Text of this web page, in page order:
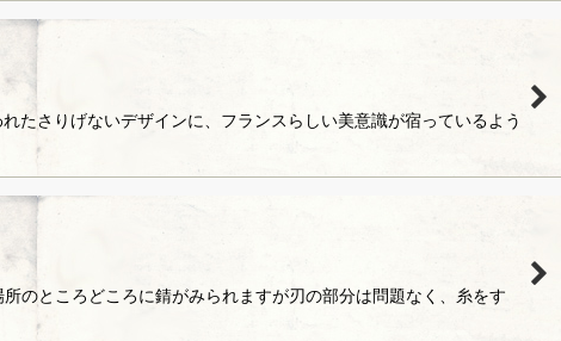
たさりげないデザインに、フランスらしい美意識が宿っているよう
のところどころに錆がみられますが刃の部分は問題なく、糸をす